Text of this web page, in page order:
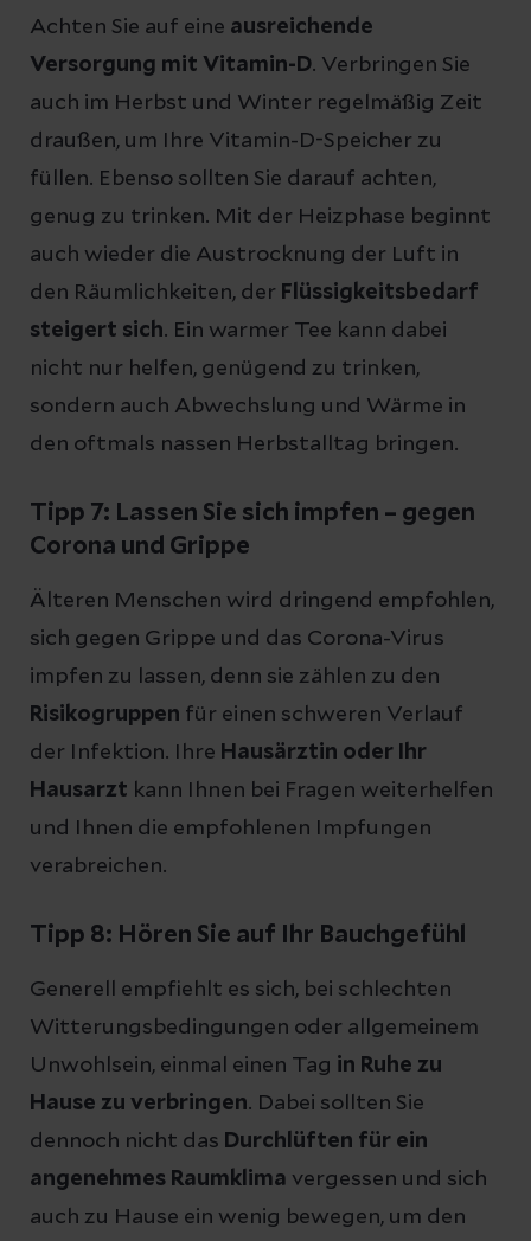
Achten Sie auf eine ausreichende
Versorgung mit Vitamin-D. Verbringen Sie
auch im Herbst und Winter regelmäßig Zeit
draußen, um Ihre Vitamin-D-Speicher zu
füllen. Ebenso sollten Sie darauf achten,
genug zu trinken. Mit der Heizphase beginnt
auch wieder die Austrocknung der Luft in
den Räumlichkeiten, der Flüssigkeitsbedarf
steigert sich. Ein warmer Tee kann dabei
nicht nur helfen, genügend zu trinken,
sondern auch Abwechslung und Wärme in
den oftmals nassen Herbstalltag bringen.
Tipp 7: Lassen Sie sich impfen – gegen
Corona und Grippe
Älteren Menschen wird dringend empfohlen,
sich gegen Grippe und das Corona-Virus
impfen zu lassen, denn sie zählen zu den
Risikogruppen für einen schweren Verlauf
der Infektion. Ihre Hausärztin oder Ihr
Hausarzt kann Ihnen bei Fragen weiterhelfen
und Ihnen die empfohlenen Impfungen
verabreichen.
Tipp 8: Hören Sie auf Ihr Bauchgefühl
Generell empfiehlt es sich, bei schlechten
Witterungsbedingungen oder allgemeinem
Unwohlsein, einmal einen Tag in Ruhe zu
Hause zu verbringen. Dabei sollten Sie
dennoch nicht das Durchlüften für ein
angenehmes Raumklima vergessen und sich
auch zu Hause ein wenig bewegen, um den